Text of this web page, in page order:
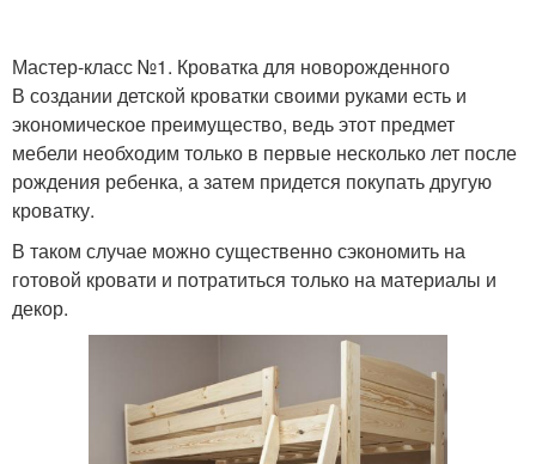
Мастер-класс №1. Кроватка для новорожденного
В создании детской кроватки своими руками есть и
экономическое преимущество, ведь этот предмет
мебели необходим только в первые несколько лет после
рождения ребенка, а затем придется покупать другую
кроватку.
В таком случае можно существенно сэкономить на
готовой кровати и потратиться только на материалы и
декор.